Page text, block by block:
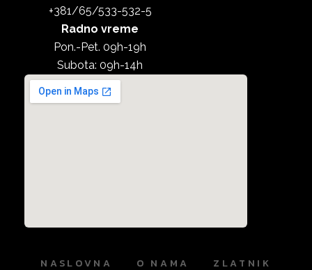
+381/65/533-532-5
Radno vreme
Pon.-Pet. 09h-19h
Subota: 09h-14h
NASLOVNA O NAMA ZLATNIK